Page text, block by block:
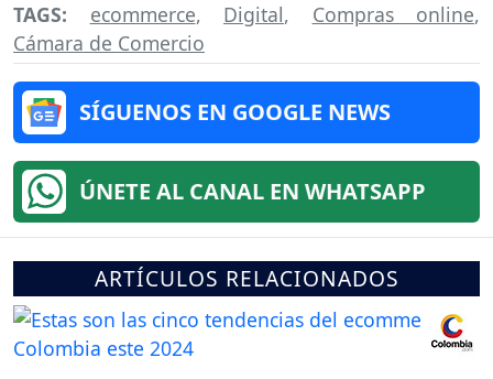
TAGS: ecommerce, Digital, Compras online,
Cámara de Comercio
SÍGUENOS EN GOOGLE NEWS
ÚNETE AL CANAL EN WHATSAPP
ARTÍCULOS RELACIONADOS